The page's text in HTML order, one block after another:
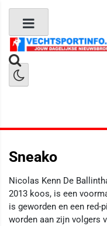
Sneako
Nicolas Kenn De
2013 koos, is een
is geworden en een
worden aan zijn volgers